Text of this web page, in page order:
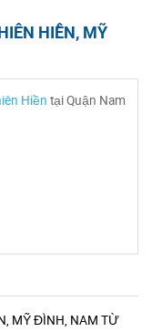
HIỀN, MỸ
Hiền tại Quận Nam
MỸ ĐÌNH, NAM TỪ